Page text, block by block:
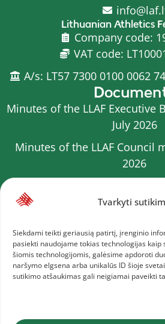
Tvarkyti
Siekdami teikti geriausią patirtį, įrenginio
pasiekti naudojame tokias technologijas kaip
šiomis technologijomis, galėsime apdoroti
naršymo elgsena arba unikalūs ID šioje
sutikimo atšaukimas gali neigiamai paveikti
Lithuanian Athletics
Company code:
VAT code:
A/s: LT57 7300 0100 0062
Minutes of the LLAF Executive
July 2026
Minutes of the LLAF Council
2026
Minutes of the LLAF Council
Minutes of the meeting
Committee of 1
Minutes of the meeting of
Board of 25 June